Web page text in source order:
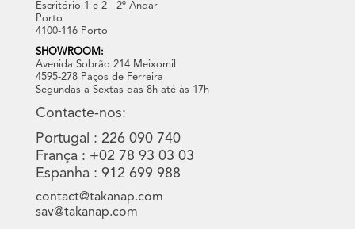
Escritório 1 e 2 - 2º Andar
Porto
4100-116 Porto
SHOWROOM:
Avenida Sobrão 214 Meixomil
4595-278 Paços de Ferreira
Segundas a Sextas das 8h até às 17h
Contacte-nos:
Portugal : 226 090 740
França : +02 78 93 03 03
Espanha : 912 699 988
contact@takanap.com
sav@takanap.com